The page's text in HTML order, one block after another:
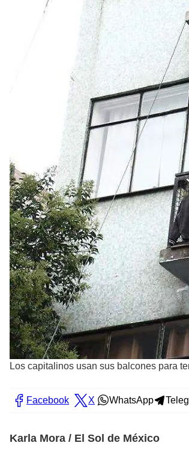
Los capitalinos usan sus balcones para
Facebook X WhatsApp
Karla Mora / El Sol de México